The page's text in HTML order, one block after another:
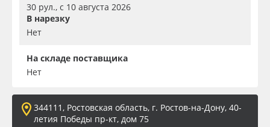
30 рул., с 10 августа 2026
В нарезку
Нет
На складе поставщика
Нет
344111, Ростовская область, г. Ростов-на-Дону, 40-
летия Победы пр-кт, дом 75